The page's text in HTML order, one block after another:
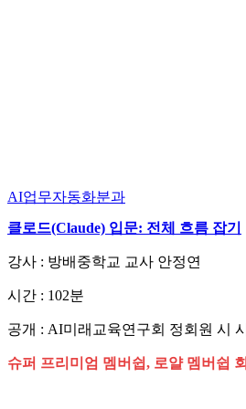
AI업무자동화분과
클로드(Claude) 입문: 전체 흐름 잡기
강사 : 방배중학교 교사 안정연
시간 : 102분
공개 : AI미래교육연구회 정회원 시
슈퍼 프리미엄 멤버쉽, 로얄 멤버쉽